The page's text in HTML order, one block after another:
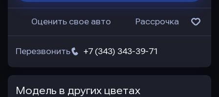
Оценить свое авто Рассрочка
+7 (343) 343-39-71
Перезвонить
Модель в других цветах